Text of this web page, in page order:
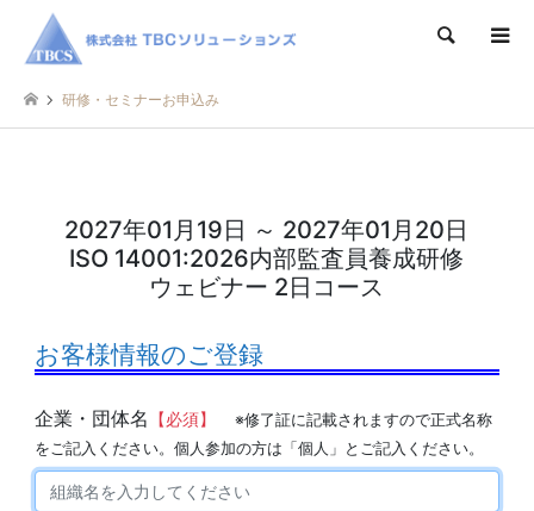
検索
研修・セミナーお申込み
2027年01月19日 ～ 2027年01月20日
ISO 14001:2026内部監査員養成研修
ウェビナー 2日コース
お客様情報のご登録
企業・団体名 【必須】
※修了証に記載されますので正式名称
をご記入ください。個人参加の方は「個人」とご記入ください。